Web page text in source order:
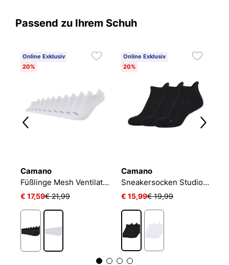
Passend zu Ihrem Schuh
Online Exklusiv
20%
Camano
Füßlinge Mesh Ventilation
€ 17,59€ 21,99
Online Exklusiv
20%
Camano
Sneakersocken Studio-Line Pilates und Yoga
€ 15,99€ 19,99